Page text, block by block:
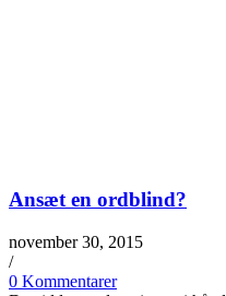
Ansæt en ordblind?
november 30, 2015
/
0 Kommentarer